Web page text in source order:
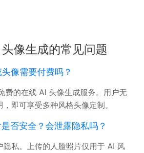
像生成的常见问题
像需要付费吗？
费的在线 AI 头像生成服务。用户无
即可享受多种风格头像定制。
否安全？会泄露隐私吗？
隐私。上传的人脸照片仅用于 AI 风